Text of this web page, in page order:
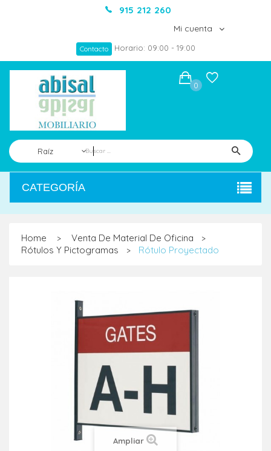
915 212 260
Mi cuenta
Contacto Horario: 09:00 - 19:00
Raíz
0
CATEGORÍA
Home > Venta De Material De Oficina >
Rótulos Y Pictogramas > Rótulo Proyectado
Ampliar